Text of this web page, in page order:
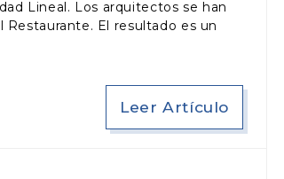
Lineal. Los arquitectos se han
El resultado es un
Leer Artículo